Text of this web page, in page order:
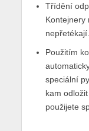
Třídění
Kontejnery
nepřetékají.
Použitím
speciální
kam
použijete